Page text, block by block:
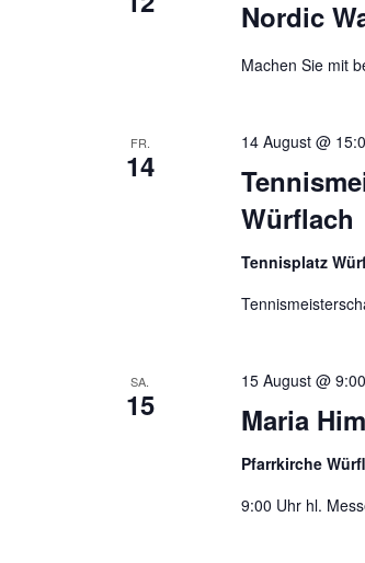
Nordic
Machen Sie mit
FR.
14
Würflach
14 August @
Tennisplatz
SA.
15 Maria
15 August @ 9:00
Pfarrkirche
9:00 Uhr hl.